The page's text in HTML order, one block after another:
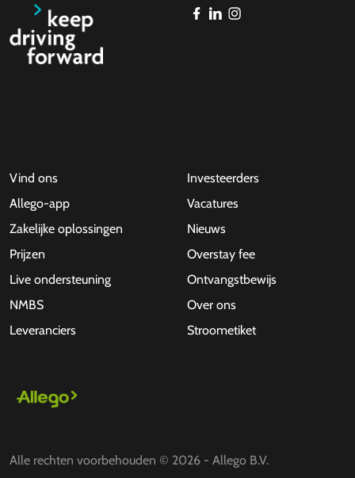
Vind ons
Allego-app
Zakelijke oplossingen
Prijzen
Live ondersteuning
NMBS
Leveranciers
Investeerders
Vacatures
Nieuws
Overstay fee
Ontvangstbewijs
Over ons
Stroometiket
Alle rechten voorbehouden © 2026 - Allego B.V.